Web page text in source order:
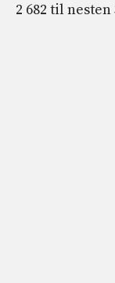
2 682 til nesten